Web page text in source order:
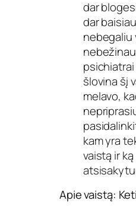
dar
dar
nebegaliu
šlovina šį
melavo,
kam yra
vaistą ir
Apie vaistą: